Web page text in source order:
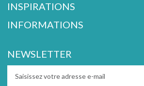
INSPIRATIONS
INFORMATIONS
NEWSLETTER